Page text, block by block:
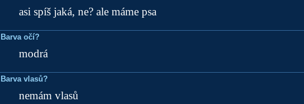
asi spíš jaká, ne? ale máme psa
Barva očí?
modrá
Barva vlasů?
nemám vlasů